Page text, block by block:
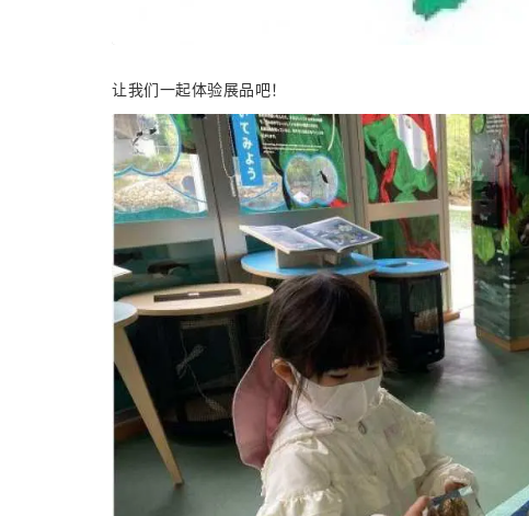
让我们一起体验展品吧！